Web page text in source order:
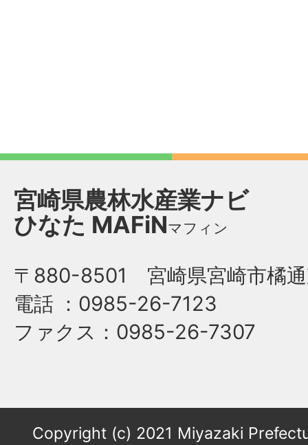
宮崎県農林水産業ナビ
ひなた MAFiNマフィン
〒880-8501 宮崎県宮崎市橘通
電話 ：0985-26-7123
ファクス ：0985-26-7307
Copyright (c) 2021 Miyazaki